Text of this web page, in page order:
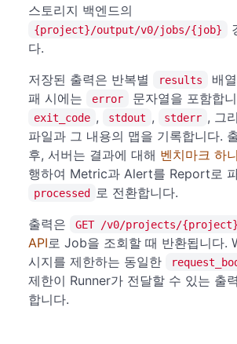
스토리지 백엔드의
{project}/output/v0/jobs/{job}
다.
저장된 출력은 반복별
results
배
패 시에는
error 문자열을 포함합
exit_code , stdout , stderr , 그
파일과 그 내용의 맵을 기록합니다.
후, 서버는 결과에 대해 벤치마크 하
행하여 Metric과 Alert를 Report로
processed
로 전환합니다.
출력은
GET /v0/projects/
API 로 Job을 조회할 때 반환됩니다.
시지를 제한하는 동일한
제한이 Runner가 전달할 수 있는 출
합니다.